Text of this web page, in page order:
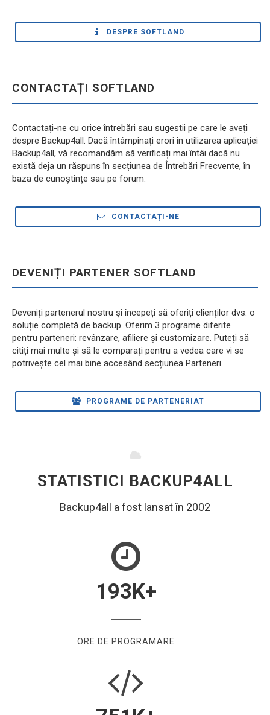
DESPRE SOFTLAND
CONTACTAȚI SOFTLAND
Contactați-ne cu orice întrebări sau sugestii pe care le aveți
despre Backup4all. Dacă întâmpinați erori în utilizarea aplicației
Backup4all, vă recomandăm să verificați mai întâi dacă nu
există deja un răspuns în secțiunea de Întrebări Frecvente, în
CONTACTAȚI-NE
DEVENIȚI PARTENER SOFTLAND
Deveniți partenerul nostru și începeți să oferiți clienților dvs. o
soluție completă de backup. Oferim 3 programe diferite
pentru parteneri: revânzare, afiliere și customizare. Puteți să
citiți mai multe și să le comparați pentru a vedea care vi se
PROGRAME DE PARTENERIAT
193K+